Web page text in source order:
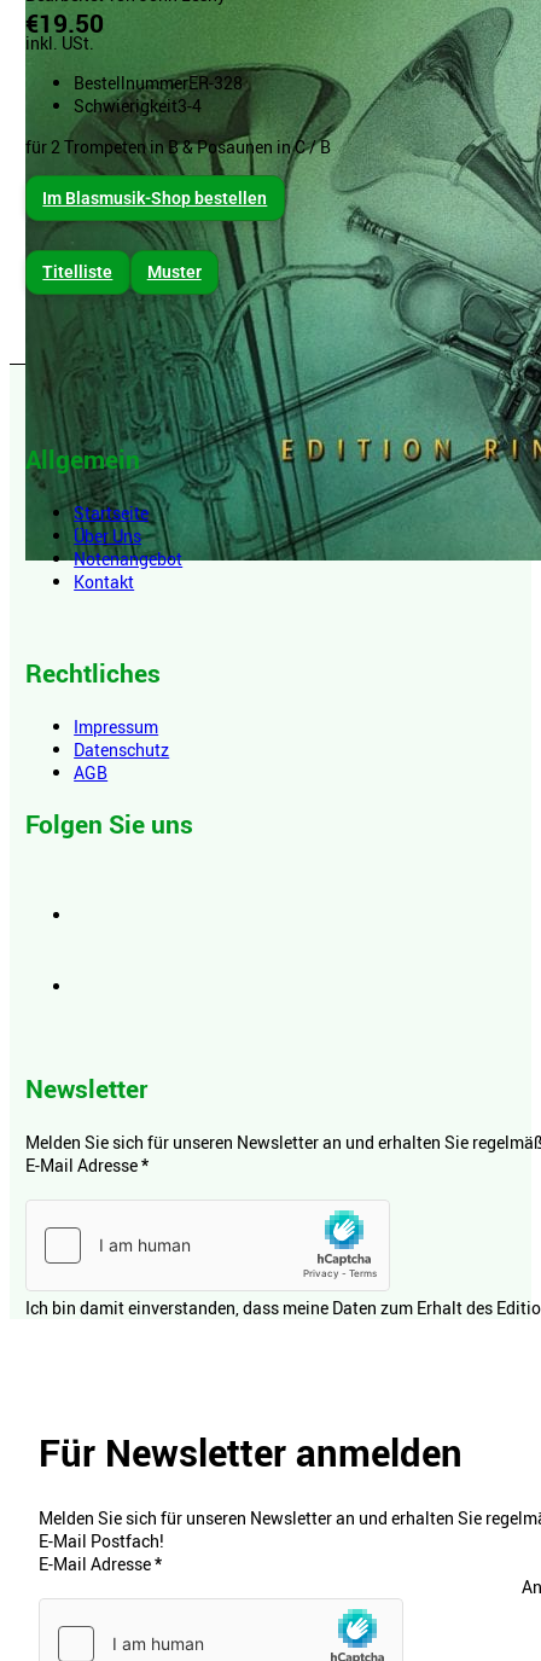
€19.50
inkl. USt.
BestellnummerER-328
Schwierigkeit3-4
für 2 Trompeten in B & Posaunen in C / B
Im Blasmusik-Shop bestellen
Titelliste Muster
Allgemein
Startseite
Über Uns
Notenangebot
Kontakt
Rechtliches
Impressum
Datenschutz
AGB
Folgen Sie uns
Newsletter
Melden Sie sich für unseren Newsletter an und erhalten Sie
E-Mail Adresse*
Ich bin damit einverstanden, dass meine Daten zum Erhalt des
Für Newsletter anmelden
Melden Sie sich für unseren Newsletter an und erhalten Sie
E-Mail Postfach!
E-Mail Adresse*